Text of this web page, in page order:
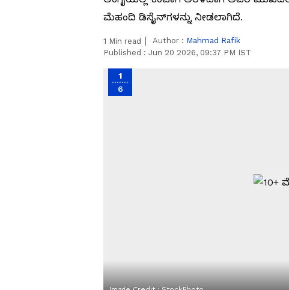
ಮೆಹಂದಿ ಡಿಸೈನ್‌ಗಳನ್ನು ನೀಡಲಾಗಿದೆ.
1 Min read Author : Mahmad Rafik
Published : Jun 20 2026, 09:37 PM IST
1
6